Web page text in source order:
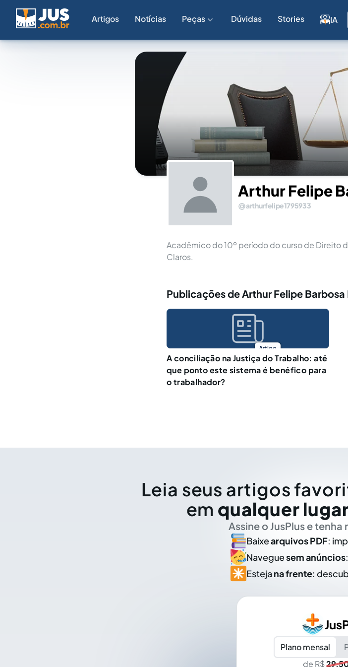
Artigos Notícias Peças Dúvidas Stories IA
Arthur Felipe
arthurfelipe1795933
Acadêmico do 10º período do curso de Direito
Claros.
Publicações de Arthur Felipe
Artigo
A conciliação na Justiça do Trabalho: até
que ponto este sistema é benéfico para
o trabalhador?
Leia seus artigos
em qualquer
Assine o JusPlus e
Baixearquivos PDF:
Naveguesem anúncios
Esteja na frente:
Plano mensal
de R$